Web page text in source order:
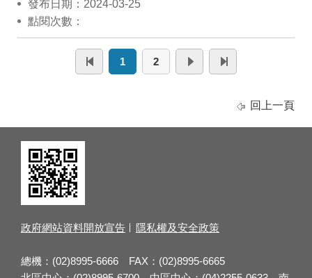
發布日期：2024-03-25
點閱次數：
1 2
回上一頁
政府網站資料開放宣告 隱私權及安全政策
總機：(02)8995-6666 FAX：(02)8995-6665